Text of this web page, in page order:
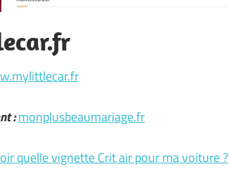
:monplusbeaumariage.fr
quelle vignette Crit air pour ma voiture ?